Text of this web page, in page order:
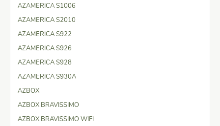
AZAMERICA S1006
AZAMERICA S2010
AZAMERICA S922
AZAMERICA S926
AZAMERICA S928
AZAMERICA S930A
AZBOX
AZBOX BRAVISSIMO
AZBOX BRAVISSIMO WIFI